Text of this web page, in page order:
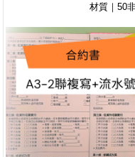
材質｜50